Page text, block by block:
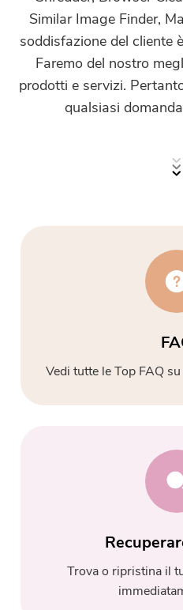
Online
Video Converter
Compressore di
Similar Image Finder,
soddisfazione del cliente
Faremo del nostro
prodotti e servizi.
qualsiasi
Vedi tutte le Top FAQ
Trova o ripristina il